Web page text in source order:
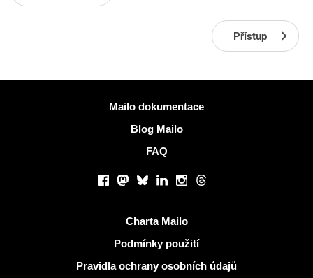
Přístup
Mailo dokumentace
Blog Mailo
FAQ
Facebook
Mastodon
BlueskyLinkedInInstagram
Threads
Charta Mailo
Podmínky použití
Pravidla ochrany osobních údajů